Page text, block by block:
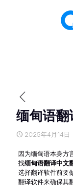
缅甸语
2025年4月14日
因为缅甸语本身方
找缅甸语翻译中文
选择翻译软件前要
翻译软件来确保其